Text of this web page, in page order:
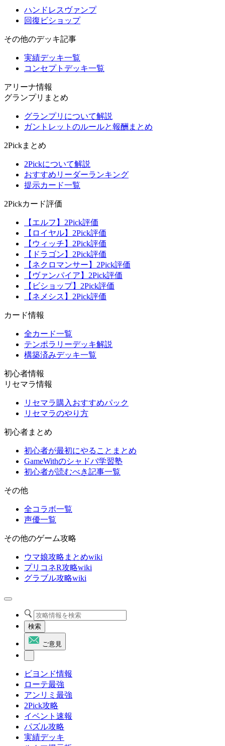
ハンドレスヴァンプ
回復ビショップ
その他のデッキ記事
実績デッキ一覧
コンセプトデッキ一覧
アリーナ情報
グランプリまとめ
グランプリについて解説
ガントレットのルールと報酬まとめ
2Pickまとめ
2Pickについて解説
おすすめリーダーランキング
提示カード一覧
2Pickカード評価
【エルフ】2Pick評価
【ロイヤル】2Pick評価
【ウィッチ】2Pick評価
【ドラゴン】2Pick評価
【ネクロマンサー】2Pick評価
【ヴァンパイア】2Pick評価
【ビショップ】2Pick評価
【ネメシス】2Pick評価
カード情報
全カード一覧
テンポラリーデッキ解説
構築済みデッキ一覧
初心者情報
リセマラ情報
リセマラ購入おすすめパック
リセマラのやり方
初心者まとめ
初心者が最初にやることまとめ
GameWithのシャドバ学習塾
初心者が読むべき記事一覧
その他
全コラボ一覧
声優一覧
その他のゲーム攻略
ウマ娘攻略まとめwiki
プリコネR攻略wiki
グラブル攻略wiki
検索
ご意見
ビヨンド情報
ローテ最強
アンリミ最強
2Pick攻略
イベント速報
パズル攻略
実績デッキ